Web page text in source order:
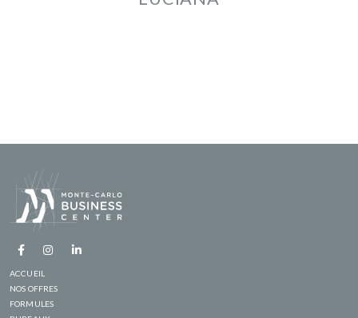
ACCUEIL
NOS OFFRES
FORMULES